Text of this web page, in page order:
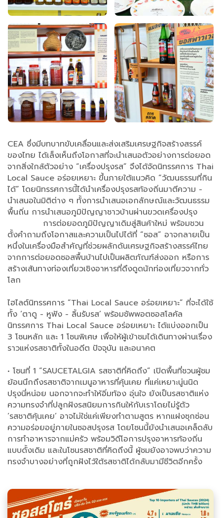
CEA ซึ่งมีบทบาทขับเคลื่อนและส่งเสริมเศรษฐกิจสร้างสรรค์
ของไทย ได้เล็งเห็นถึงโอกาสที่จะนำเสนอตัวอย่างการต่อยอด
จากสิ่งใกล้ตัวอย่าง “เครื่องปรุงรส” จึงได้จัดนิทรรศการ Thai
Local Sauce อร่อยเหยาะ ขึ้นภายใต้แนวคิด “วัฒนธรรมที่กิน
ได้” โดยนิทรรศการนี้ได้นำเครื่องปรุงรสท้องถิ่นมาตีความ -
นำเสนอในมิติต่าง ๆ ทั้งการนำเสนอเอกลักษณ์และวัฒนธรรม
พื้นถิ่น การนำเสนอภูมิปัญญาชาวบ้านผ่านขวดเครื่องปรุง
การต่อยอดภูมิปัญญาเดิมสู่สินค้าใหม่ พร้อมชวน
ตั้งคำถามถึงโอกาสและความเป็นไปได้ที่ “ซอส” อาจกลายเป็น
หนึ่งในเครื่องมือสำคัญที่ช่วยผลักดันเศรษฐกิจสร้างสรรค์ไทย
จากการต่อยอดซอสพื้นบ้านไปเป็นผลิตภัณฑ์ส่งออก หรือการ
สร้างเส้นทางท่องเที่ยวเชิงอาหารที่ดึงดูดนักท่องเที่ยวจากทั่ว
โลก
ไฮไลต์นิทรรศการ “Thai Local Sauce อร่อยเหยาะ” ที่จะได้ใช้
ทั้ง ‘ตาดู - หูฟัง - ลิ้นรับรส’ พร้อมชัพพอตซอสโลคัล
นิทรรศการ Thai Local Sauce อร่อยเหยาะ ได้แบ่งออกเป็น
3 โซนหลัก และ 1 โซนพิเศษ เพื่อให้ผู้เข้าชมได้เดินทางผ่านเรื่อง
ราวแห่งรสชาติทั้งในอดีต ปัจจุบัน และอนาคต
• โซนที่ 1 “SAUCETALGIA รสชาติที่คิดถึง” เปิดพื้นที่ชวนผู้ชม
ย้อนนึกถึงรสชาติจากเมนูอาหารที่คุ้นเคย ที่แค่เหยาะนู่นนิด
ปรุงนี่หน่อย นอกจากจะทำให้อิ่มท้อง อุ่นใจ ยังเป็นรสชาติแห่ง
ความทรงจำที่ปลูกฝังรสนิยมการกินให้กับเราโดยไม่รู้ตัว
‘รสชาติคุ้นเคย’ อาจไม่ใช่แค่เพียงทำตามสูตร หากแฝงซุกซ่อน
ความอร่อยอยู่ภายในซอสปรุงรส โดยโซนนี้ยังนำเสนอเคล็ดลับ
การทำอาหารจากแม่ครัว พร้อมวิดีโอการปรุงอาหารท้องถิ่น
แบบดั้งเดิม และในโซนรสชาติที่คิดถึงนี้ ผู้ชมยังอาจพบว่าความ
ทรงจำบางอย่างที่ถูกฝังไว้ใต้รสชาติได้กลับมามีชีวิตอีกครั้ง